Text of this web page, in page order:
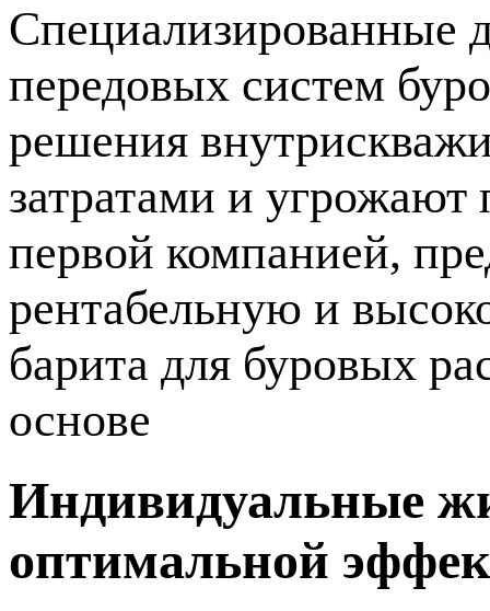
Специализированные
передовых систем
решения
затратами и
первой компанией,
рентабельную и
барита для буровых
основе
Индивидуальные
оптимальной